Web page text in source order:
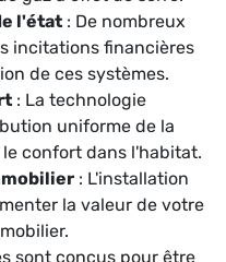
l'état : De nombreux
incitations financières
de ces systèmes.
: La technologie
uniforme de la
confort dans l'habitat.
: L'installation
la valeur de votre
sont conçus pour être